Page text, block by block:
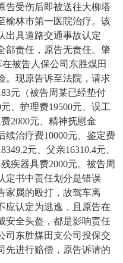
告受伤后即被送往大柳塔
榆林市第一医院治疗。该
出具道路交通事故认定
部责任，原告无责任。肇
被告人保公司东胜煤田
。现原告诉至法院，请求
元（被告周某已经垫付
、护理费19500元、误工
2000元、精神抚慰金
续治疗费10000元、鉴定费
元、父亲16310.4元、
疾器具费2000元。被告周
定书中责任划分是错误
家属的殴打，故驾车离
应认定为逃逸，且原告在
安全头盔，都是影响责任
司东胜煤田支公司投保交
先进行赔偿，原告诉请的